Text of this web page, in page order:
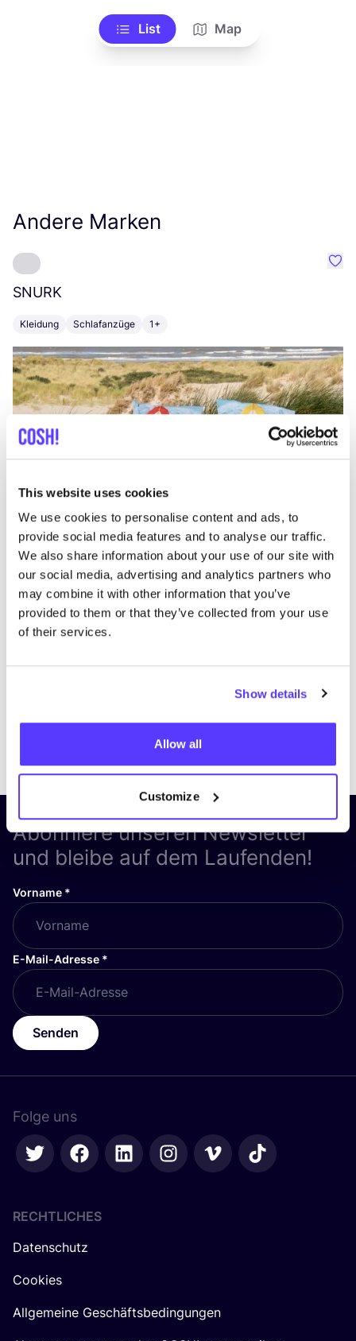
This website uses cookies
We use cookies to personalise content and ads, to
provide social media features and to analyse our traffic.
We also share information about your use of our site with
our social media, advertising and analytics partners who
may combine it with other information that you’ve
provided to them or that they’ve collected from your use
of their services.
Show details
Allow all
Customize
List Map
Andere Marken
SNURK
Kleidung Schlafanzüge 1+
Abonniere unseren Newsletter
und bleibe auf dem Laufenden!
Vorname *
E-Mail-Adresse *
Senden
Folge uns
RECHTLICHES
Datenschutz
Cookies
Allgemeine Geschäftsbedingungen